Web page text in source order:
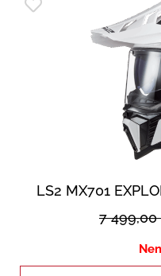
LS2 MX701
7 499,00